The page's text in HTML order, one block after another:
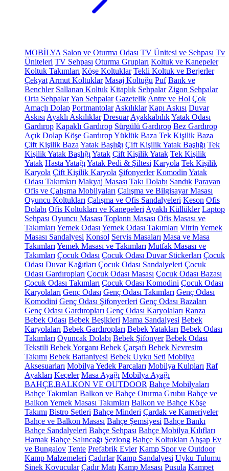
MOBİLYA Salon ve Oturma Odası TV Ünitesi ve Sehpası Tv
Üniteleri TV Sehpası Oturma Grupları Koltuk ve Kanepeler
Koltuk Takımları Köşe Koltuklar Tekli Koltuk ve Berjerler
Çekyat Armut Koltuklar Masaj Koltuğu Puf Bank ve
Benchler Sallanan Koltuk Kitaplık Sehpalar Zigon Sehpalar
Orta SehpalarYan Sehpalar Gazetelik Antre ve Hol Çok
Amaçlı Dolap Portmantolar Askılıklar Kapı Askısı Duvar
Askısı Ayaklı Askılıklar Dresuar AyakkabılıkYatak Odası
Gardırop Kapaklı Gardırop Sürgülü Gardırop Bez Gardırop
Açık Dolap Köşe GardıropYüklük Baza Tek Kişilik Baza
Çift Kişilik Baza Yatak Başlığı Çift Kişilik Yatak Başlığı Tek
Kişilik Yatak Başlığı Yatak Çift Kişilik Yatak Tek Kişilik
Yatak Hasta Yatağı Yatak Pedi & Şiltesi Karyola Tek Kişilik
Karyola Çift Kişilik Karyola Şifonyerler Komodin Yatak
Odası Takımları Makyaj Masası Takı Dolabı Sandık Paravan
Ofis ve Çalışma Mobilyaları Çalışma ve Bilgisayar Masası
Oyuncu Koltukları Çalışma ve Ofis Sandalyeleri Keson Ofis
Dolabı Ofis Koltukları ve Kanepeleri Ayaklı Küllükler Laptop
Sehpası Oyuncu Masası Toplantı Masası Ofis Masası ve
Takımları Yemek Odası Yemek Odası Takımları Vitrin Yemek
Masası Sandalyesi Konsol Servis Masaları Masa ve Masa
Takımları Yemek Masası ve Takımları Mutfak Masası ve
Takımları Çocuk Odası Çocuk Odası Duvar Stickerları Çocuk
Odası Duvar Kağıtları Çocuk Odası Sandalyeleri Çocuk
Odası Gardıropları Çocuk Odası Masası Çocuk Odası Bazası
Çocuk Odası Takımları Çocuk Odası Komodini Çocuk Odası
Karyolaları Genç Odası Genç Odası Takımları Genç Odası
Komodini Genç Odası Şifonyerleri Genç Odası Bazaları
Genç Odası Gardıropları Genç Odası Karyolaları Ranza
Bebek Odası Bebek Beşikleri Mama Sandalyesi Bebek
Karyolaları Bebek Gardıropları Bebek Yatakları Bebek Odası
Takımları Oyuncak Dolabı Bebek Şifonyer Bebek Odası
Tekstili Bebek Yorganı Bebek Çarşafı Bebek Nevresim
Takımı Bebek Battaniyesi Bebek Uyku Seti Mobilya
Aksesuarları Mobilya Yedek Parçaları Mobilya Kulpları Raf
Ayakları Keçeler Masa Ayağı Mobilya Ayağı
BAHÇE,BALKON VE OUTDOOR Bahçe Mobilyaları
Bahçe Takımları Balkon ve Bahçe Oturma Grubu Bahçe ve
Balkon Yemek Masası Takımları Balkon ve Bahçe Köşe
Takımı Bistro Setleri Bahçe Minderi Çardak ve Kameriyeler
Bahçe ve Balkon Masası Bahçe Şemsiyesi Bahçe Bankı
Bahçe Sandalyeleri Bahçe Sehpası Bahçe Mobilya Kılıfları
Hamak Bahçe Salıncağı Şezlong Bahçe Koltukları Ahşap Ev
ve Bungalov Tente Prefabrik Evler Kamp Spor ve Outdoor
Kamp Malzemeleri Çadırlar Kamp Sandalyesi Uyku Tulumu
Sinek Kovucular Çadır Matı Kamp Masası Pusula Kampet